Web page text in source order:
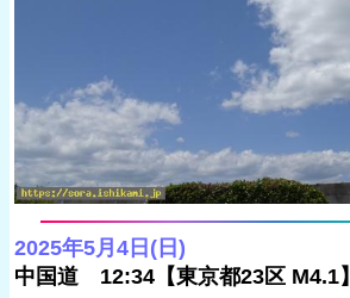
2025年5月4日(日)
中国道 12:34【東京都23区 M4.1】